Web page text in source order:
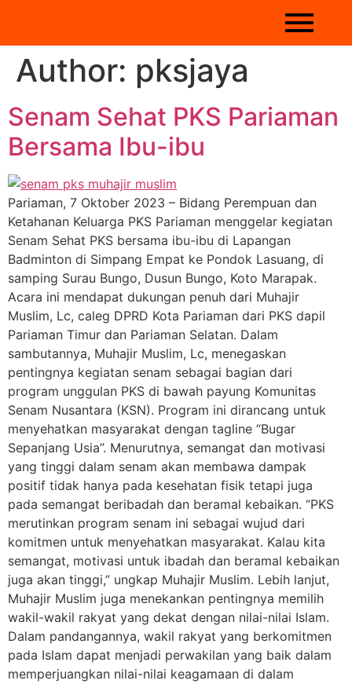
Author: pksjaya
Senam Sehat PKS Pariaman
Bersama Ibu-ibu
Pariaman, 7 Oktober 2023 – Bidang Perempuan dan
Ketahanan Keluarga PKS Pariaman menggelar kegiatan
Senam Sehat PKS bersama ibu-ibu di Lapangan
Badminton di Simpang Empat ke Pondok Lasuang, di
samping Surau Bungo, Dusun Bungo, Koto Marapak.
Acara ini mendapat dukungan penuh dari Muhajir
Muslim, Lc, caleg DPRD Kota Pariaman dari PKS dapil
Pariaman Timur dan Pariaman Selatan. Dalam
sambutannya, Muhajir Muslim, Lc, menegaskan
pentingnya kegiatan senam sebagai bagian dari
program unggulan PKS di bawah payung Komunitas
Senam Nusantara (KSN). Program ini dirancang untuk
menyehatkan masyarakat dengan tagline “Bugar
Sepanjang Usia”. Menurutnya, semangat dan motivasi
yang tinggi dalam senam akan membawa dampak
positif tidak hanya pada kesehatan fisik tetapi juga
pada semangat beribadah dan beramal kebaikan. “PKS
merutinkan program senam ini sebagai wujud dari
komitmen untuk menyehatkan masyarakat. Kalau kita
semangat, motivasi untuk ibadah dan beramal kebaikan
juga akan tinggi,” ungkap Muhajir Muslim. Lebih lanjut,
Muhajir Muslim juga menekankan pentingnya memilih
wakil-wakil rakyat yang dekat dengan nilai-nilai Islam.
Dalam pandangannya, wakil rakyat yang berkomitmen
pada Islam dapat menjadi perwakilan yang baik dalam
memperjuangkan nilai-nilai keagamaan di dalam